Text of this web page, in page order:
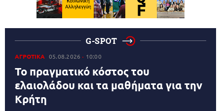
G-SPOT
ΑΓΡΟΤΙΚΑ 05.08.2026 10:00
Το πραγματικό κόστος του
ελαιολάδου και τα μαθήματα για την
Κρήτη